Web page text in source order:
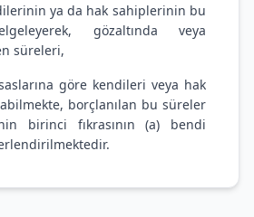
ya da hak sahiplerinin bu
gözaltında veya
süreleri,
göre kendileri veya hak
borçlanılan bu süreler
birinci fıkrasının (a) bendi